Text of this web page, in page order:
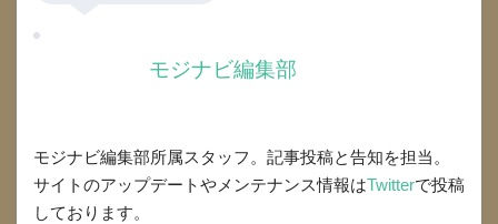
モジナビ編集部
モジナビ編集部所属スタッフ。記事投稿と告知を担当。
サイトのアップデートやメンテナンス情報はTwitterで投稿
しております。